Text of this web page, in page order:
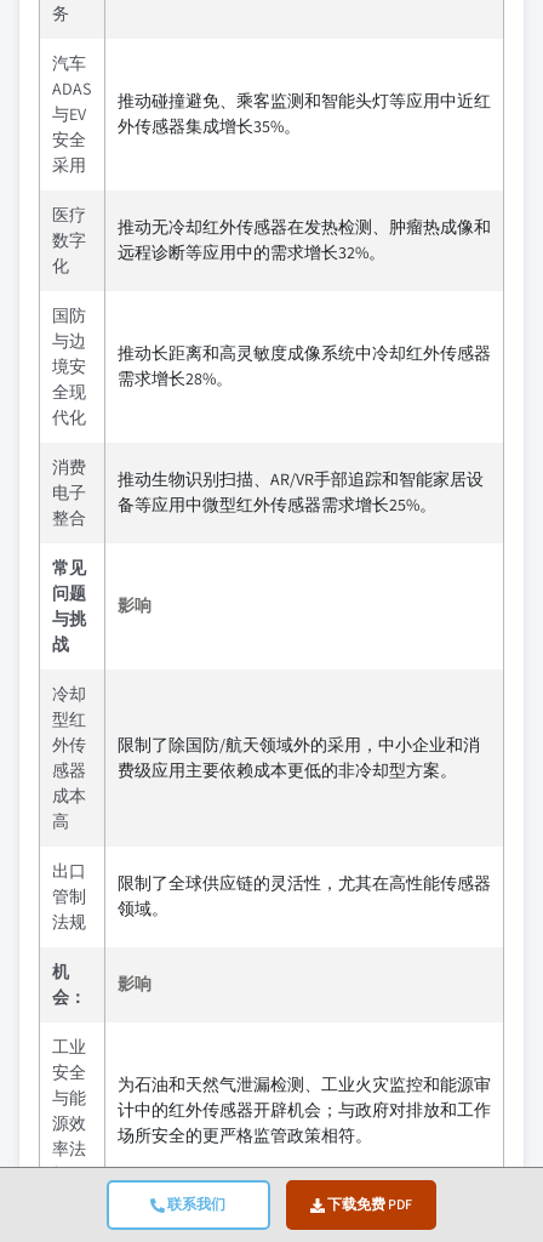
联系我们 下载免费 PDF
务
汽车
ADAS
与EV
安全
采用
推动碰撞避免、乘客监测和智能头灯等应用中近红
外传感器集成增长35%。
医疗
数字
化
推动无冷却红外传感器在发热检测、肿瘤热成像和
远程诊断等应用中的需求增长32%。
国防
与边
境安
全现
代化
推动长距离和高灵敏度成像系统中冷却红外传感器
需求增长28%。
消费
电子
整合
推动生物识别扫描、AR/VR手部追踪和智能家居设
备等应用中微型红外传感器需求增长25%。
常见
问题
与挑
战
影响
冷却
型红
外传
感器
成本
高
限制了除国防/航天领域外的采用，中小企业和消
费级应用主要依赖成本更低的非冷却型方案。
出口
管制
法规
限制了全球供应链的灵活性，尤其在高性能传感器
领域。
机
会：
影响
工业
安全
与能
源效
率法
规
为石油和天然气泄漏检测、工业火灾监控和能源审
计中的红外传感器开辟机会；与政府对排放和工作
场所安全的更严格监管政策相符。